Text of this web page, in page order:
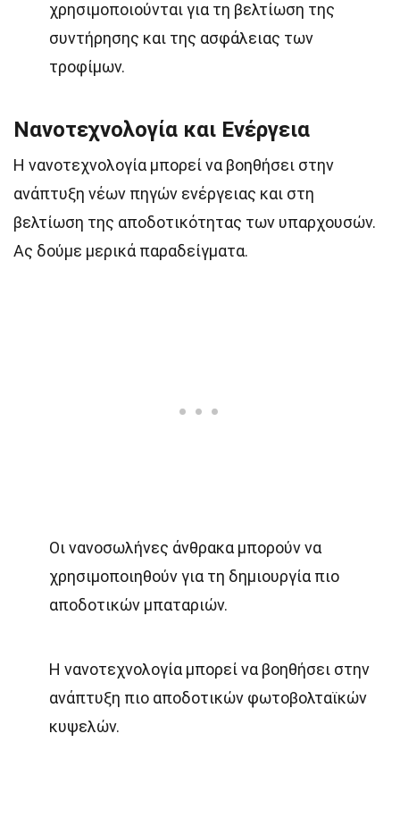
χρησιμοποιούνται για τη βελτίωση της
συντήρησης και της ασφάλειας των
τροφίμων.
Νανοτεχνολογία και Ενέργεια
Η νανοτεχνολογία μπορεί να βοηθήσει στην
ανάπτυξη νέων πηγών ενέργειας και στη
βελτίωση της αποδοτικότητας των υπαρχουσών.
Ας δούμε μερικά παραδείγματα.
Οι νανοσωλήνες άνθρακα μπορούν να
χρησιμοποιηθούν για τη δημιουργία πιο
αποδοτικών μπαταριών.
Η νανοτεχνολογία μπορεί να βοηθήσει στην
ανάπτυξη πιο αποδοτικών φωτοβολταϊκών
κυψελών.